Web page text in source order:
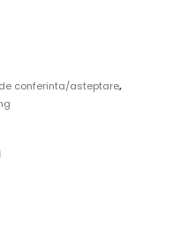
conferinta/asteptare,